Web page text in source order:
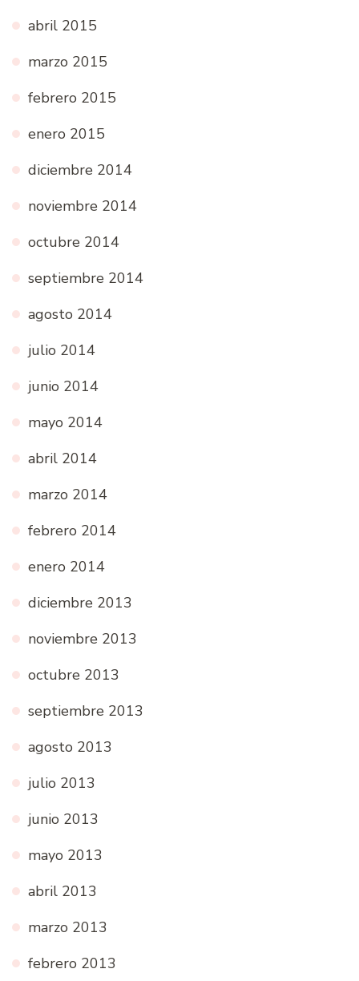
abril 2015
marzo 2015
febrero 2015
enero 2015
diciembre 2014
noviembre 2014
octubre 2014
septiembre 2014
agosto 2014
julio 2014
junio 2014
mayo 2014
abril 2014
marzo 2014
febrero 2014
enero 2014
diciembre 2013
noviembre 2013
octubre 2013
septiembre 2013
agosto 2013
julio 2013
junio 2013
mayo 2013
abril 2013
marzo 2013
febrero 2013